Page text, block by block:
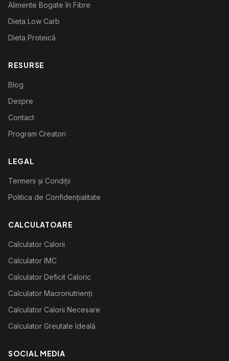
Alimente Bogate în Fibre
Dieta Low Carb
Dieta Proteică
RESURSE
Blog
Despre
Contact
Program Creatori
LEGAL
Termeni și Condiții
Politica de Confidențialitate
CALCULATOARE
Calculator Calorii
Calculator IMC
Calculator Deficit Caloric
Calculator Macronutrienți
Calculator Calorii Necesare
Calculator Greutate Ideală
SOCIAL MEDIA